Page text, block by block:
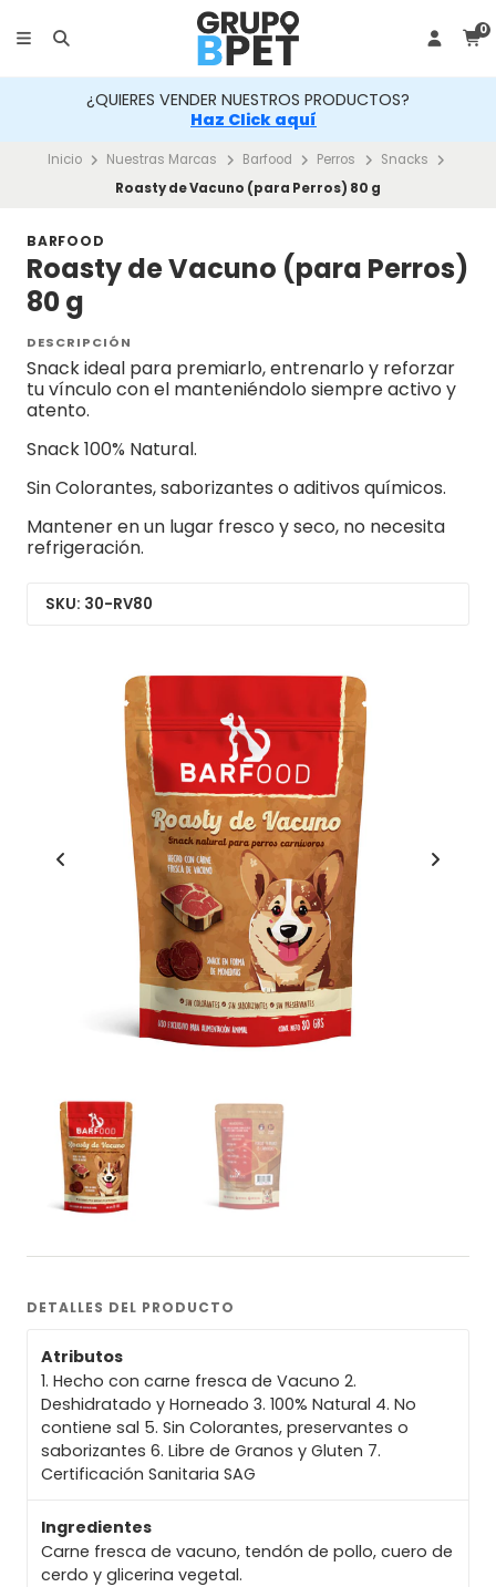
0
¿QUIERES VENDER NUESTROS PRODUCTOS?
Haz Click aquí
Inicio Nuestras Marcas Barfood Perros
Snacks
Roasty de Vacuno (para Perros) 80 g
BARFOOD
Roasty de Vacuno (para Perros)
80 g
DESCRIPCIÓN
Snack ideal para premiarlo, entrenarlo y reforzar
tu vínculo con el manteniéndolo siempre activo y
atento.
Snack 100% Natural.
Sin Colorantes, saborizantes o aditivos químicos.
Mantener en un lugar fresco y seco, no necesita
refrigeración.
SKU: 30-RV80
DETALLES DEL PRODUCTO
Atributos
1. Hecho con carne fresca de Vacuno 2.
Deshidratado y Horneado 3. 100% Natural 4. No
contiene sal 5. Sin Colorantes, preservantes o
saborizantes 6. Libre de Granos y Gluten 7.
Certificación Sanitaria SAG
Ingredientes
Carne fresca de vacuno, tendón de pollo, cuero de
cerdo y glicerina vegetal.